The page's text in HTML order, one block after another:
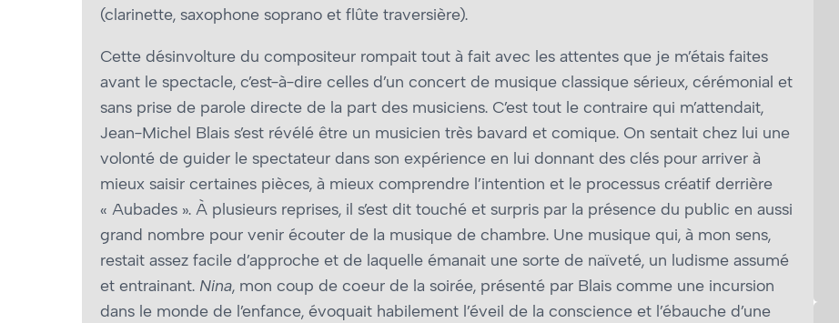
(clarinette, saxophone soprano et flûte traversière).
Cette désinvolture du compositeur rompait tout à fait avec les attentes que je m’étais faites
avant le spectacle, c’est-à-dire celles d’un concert de musique classique sérieux, cérémonial et
sans prise de parole directe de la part des musiciens. C’est tout le contraire qui m’attendait,
Jean-Michel Blais s’est révélé être un musicien très bavard et comique. On sentait chez lui une
volonté de guider le spectateur dans son expérience en lui donnant des clés pour arriver à
mieux saisir certaines pièces, à mieux comprendre l’intention et le processus créatif derrière
« Aubades ». À plusieurs reprises, il s’est dit touché et surpris par la présence du public en aussi
grand nombre pour venir écouter de la musique de chambre. Une musique qui, à mon sens,
restait assez facile d’approche et de laquelle émanait une sorte de naïveté, un ludisme assumé
et entrainant. Nina, mon coup de cœur de la soirée, présenté par Blais comme une incursion
dans le monde de l’enfance, évoquait habilement l’éveil de la conscience et l’ébauche d’une